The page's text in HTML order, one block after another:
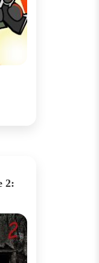
2: